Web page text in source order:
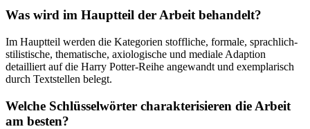
Was wird im Hauptteil der Arbeit behandelt?
Im Hauptteil werden die Kategorien stoffliche, formale, sprachlich-
stilistische, thematische, axiologische und mediale Adaption
detailliert auf die Harry Potter-Reihe angewandt und exemplarisch
durch Textstellen belegt.
Welche Schlüsselwörter charakterisieren die Arbeit
am besten?